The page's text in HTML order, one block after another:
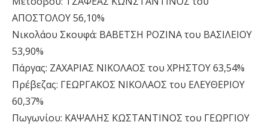
ΑΠΟΣΤΟΛΟΥ 56,10%
Νικολάου Σκουφά: ΒΑΒΕΤΣΗ ΡΟΖΙΝΑ του ΒΑΣΙΛΕΙΟΥ
53,90%
Πάργας: ΖΑΧΑΡΙΑΣ ΝΙΚΟΛΑΟΣ του ΧΡΗΣΤΟΥ 63,54%
Πρέβεζας: ΓΕΩΡΓΑΚΟΣ ΝΙΚΟΛΑΟΣ του ΕΛΕΥΘΕΡΙΟΥ
60,37%
Πωγωνίου: ΚΑΨΑΛΗΣ ΚΩΣΤΑΝΤΙΝΟΣ του ΓΕΩΡΓΙΟΥ